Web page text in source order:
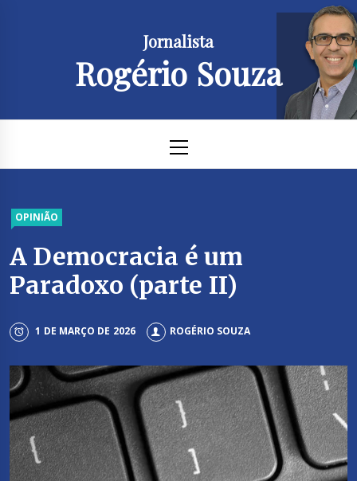
Jornalista
Rogério Souza
Menu
OPINIÃO
A Democracia é um
Paradoxo (parte II)
1 DE MARÇO DE 2026 ROGÉRIO SOUZA